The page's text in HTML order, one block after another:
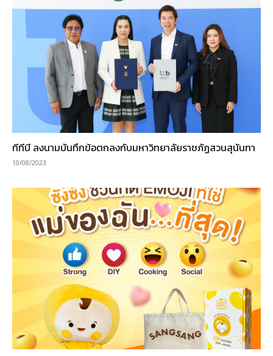
ทีทีบี ลงนามบันทึกข้อตกลงกับมหาวิทยาลัยราชภัฏสวนสุนันทา
10/08/2023